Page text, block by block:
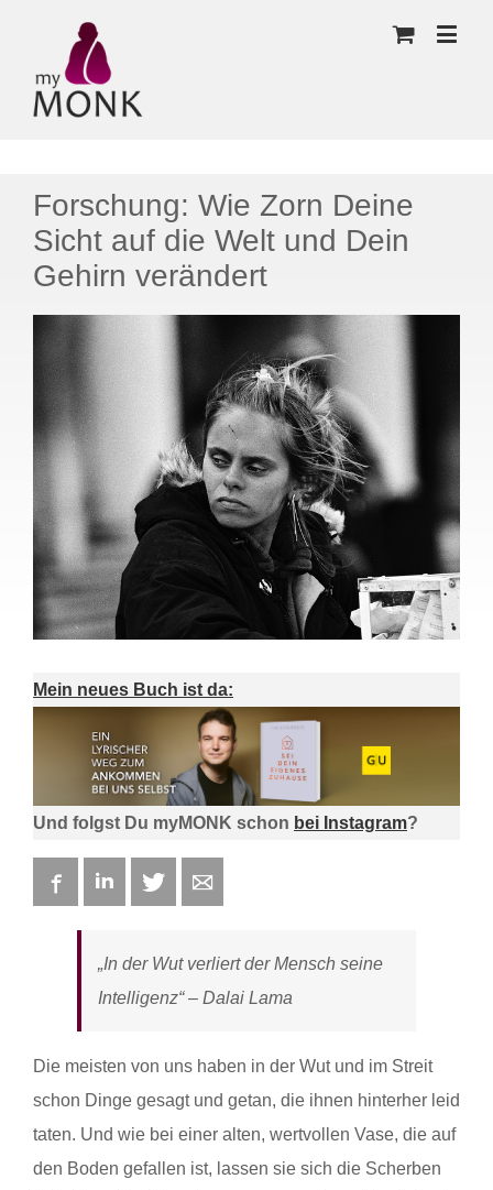
Forschung: Wie Zorn Deine
Sicht auf die Welt und Dein
Gehirn verändert
Mein neues Buch ist da:
Und folgst Du myMONK schon bei Instagram?
FacebookLinkedIn Twitter
„In der Wut verliert der Mensch seine
Intelligenz“ – Dalai Lama
Die meisten von uns haben in der Wut und im Streit
schon Dinge gesagt und getan, die ihnen hinterher leid
taten. Und wie bei einer alten, wertvollen Vase, die auf
den Boden gefallen ist, lassen sie sich die Scherben